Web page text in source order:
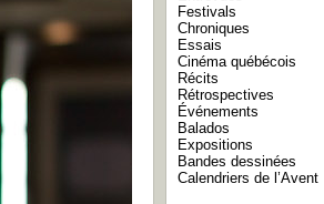
Festivals
Chroniques
Essais
Cinéma québécois
Récits
Rétrospectives
Événements
Balados
Expositions
Bandes dessinées
Calendriers de l’Avent